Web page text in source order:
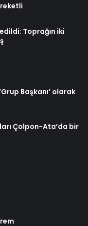
Toprağın iki
Başkanı’ olarak
Çolpon-Ata’da bir